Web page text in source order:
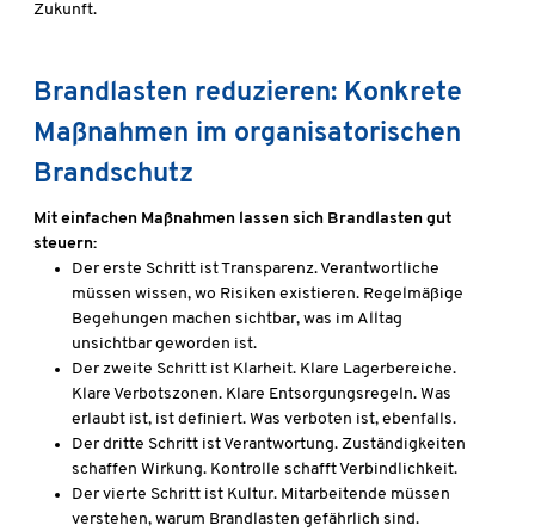
Zukunft.
Brandlasten reduzieren: Konkrete
Maßnahmen im organisatorischen
Brandschutz
Mit einfachen Maßnahmen lassen sich Brandlasten gut
steuern:
Der erste Schritt ist Transparenz. Verantwortliche
müssen wissen, wo Risiken existieren. Regelmäßige
Begehungen machen sichtbar, was im Alltag
unsichtbar geworden ist.
Der zweite Schritt ist Klarheit. Klare Lagerbereiche.
Klare Verbotszonen. Klare Entsorgungsregeln. Was
erlaubt ist, ist definiert. Was verboten ist, ebenfalls.
Der dritte Schritt ist Verantwortung. Zuständigkeiten
schaffen Wirkung. Kontrolle schafft Verbindlichkeit.
Der vierte Schritt ist Kultur. Mitarbeitende müssen
verstehen, warum Brandlasten gefährlich sind.